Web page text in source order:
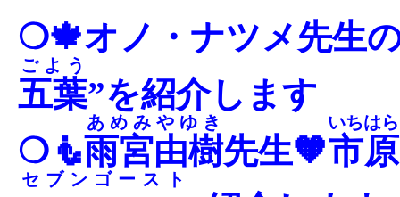
❍🍁オノ・ナツメ先生
五葉
ごよう
”を紹介します
❍🧜雨宮由樹
あめみやゆき
先生🧡市原
いちはら
セブンゴースト